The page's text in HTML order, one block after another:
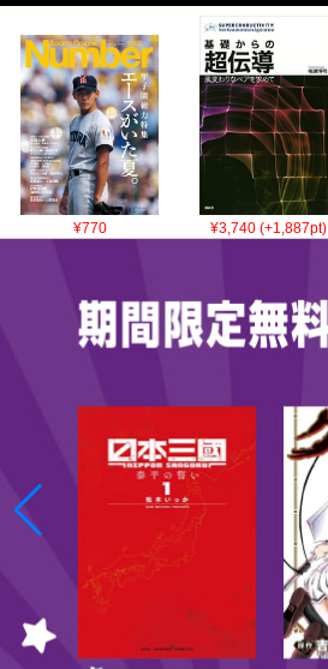
¥770 ¥3,740 (+1,887pt)